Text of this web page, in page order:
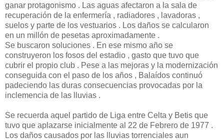
ganar protagonismo . Las aguas afectaron a la sala de
recuperación de la enfermería , radiadores , lavadoras ,
suelos y parte de los vestuarios . Los daños se calcularon
en un millón de pesetas aproximadamente .
Se buscaron soluciones . En ese mismo año se
construyeron los fosos del estadio , gasto que tuvo que
cubrir el propio club . Pese a las mejoras y la modernización
conseguida con el paso de los años , Balaídos continuó
padeciendo las duras consecuencias provocadas por la
inclemencia de las lluvias .
Se recuerda aquel partido de Liga entre Celta y Betis que
tuvo que aplazarse inicialmente al 22 de Febrero de 1977 .
Los daños causados por las lluvias torrenciales aun